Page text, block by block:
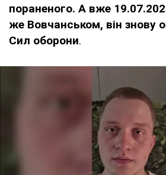
пораненого. А вже
же Вовчанськом, він знову
Сил оборони.